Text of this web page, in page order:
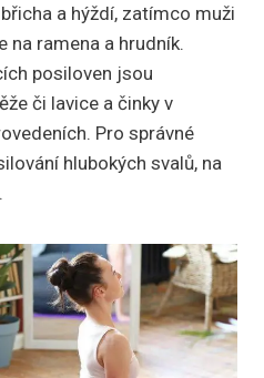
a hýždí, zatímco muži
ramena a hrudník.
posiloven jsou
či lavice a činky v
Pro správné
hlubokých svalů, na